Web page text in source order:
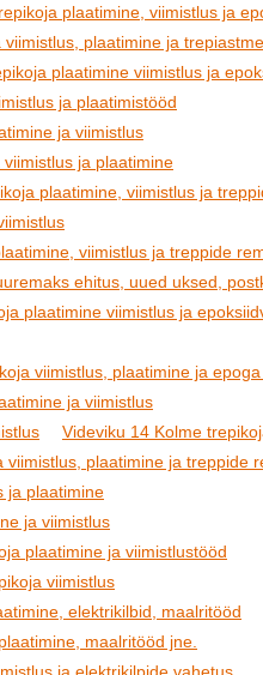
plaatimine, viimistlus ja
plaatimine ja
plaatimine viimistlus ja
ja plaatimistööd
ja viimistlus
ja plaatimine
plaatimine, viimistlus ja
viimistlus ja treppide
ehitus, uued uksed,
plaatimine viimistlus ja
viimistlus, plaatimine ja
ja viimistlus
Videviku 14 Kolme
viimistlus, plaatimine ja treppide
ja plaatimine
ja viimistlus
plaatimine ja viimistlustööd
viimistlus
elektrikilbid, maalritööd
maalritööd jne.